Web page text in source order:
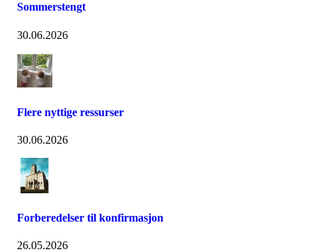
Sommerstengt
30.06.2026
Flere nyttige ressurser
30.06.2026
Forberedelser til konfirmasjon
26.05.2026